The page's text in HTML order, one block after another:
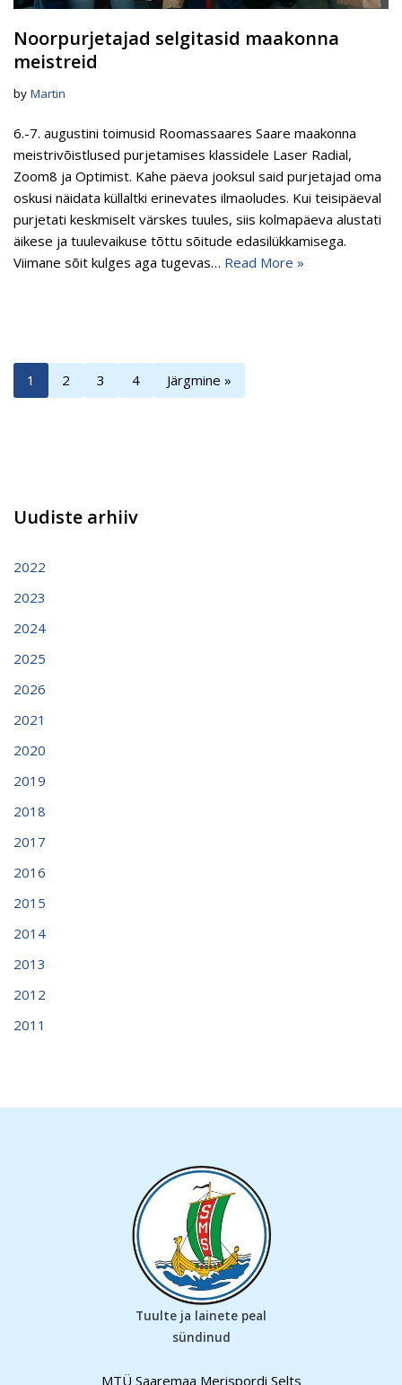
Noorpurjetajad selgitasid maakonna
meistreid
by Martin
6.-7. augustini toimusid Roomassaares Saare maakonna
meistrivõistlused purjetamises klassidele Laser Radial,
Zoom8 ja Optimist. Kahe päeva jooksul said purjetajad oma
oskusi näidata küllaltki erinevates ilmaoludes. Kui teisipäeval
purjetati keskmiselt värskes tuules, siis kolmapäeva alustati
äikese ja tuulevaikuse tõttu sõitude edasilükkamisega.
Viimane sõit kulges aga tugevas… Read More »
1 2 3 4 Järgmine »
Uudiste arhiiv
2022
2023
2024
2025
2026
2021
2020
2019
2018
2017
2016
2015
2014
2013
2012
2011
Tuulte ja lainete peal
sündinud
MTÜ Saaremaa Merispordi Selts